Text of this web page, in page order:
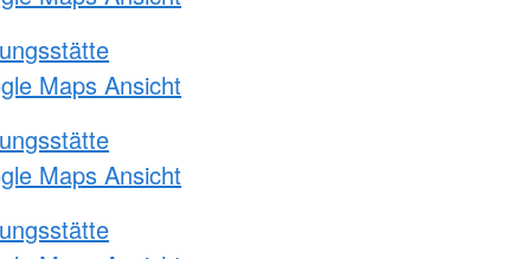
Maps Ansicht
Maps Ansicht